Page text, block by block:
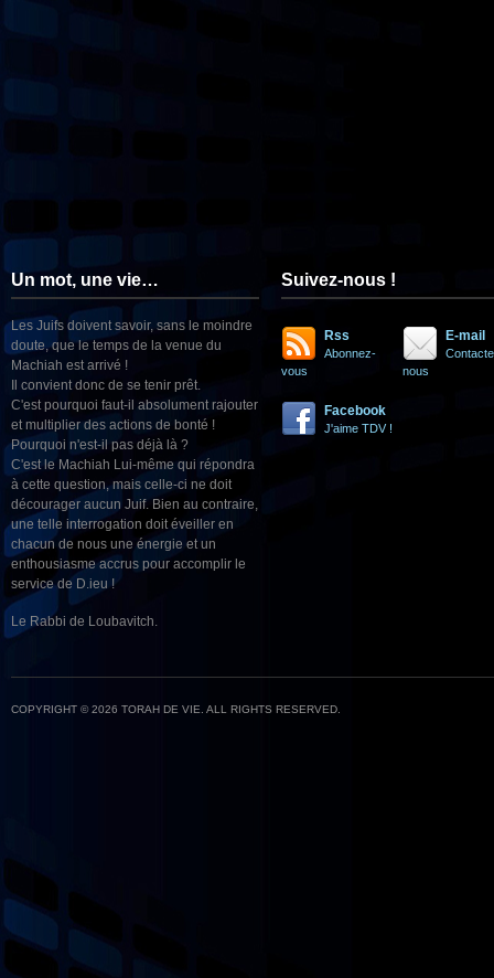
Un mot, une vie…
Les Juifs doivent savoir, sans le moindre
doute, que le temps de la venue du
Machiah est arrivé !
Il convient donc de se tenir prêt.
C'est pourquoi faut-il absolument rajouter
et multiplier des actions de bonté !
Pourquoi n'est-il pas déjà là ?
C'est le Machiah Lui-même qui répondra
à cette question, mais celle-ci ne doit
décourager aucun Juif. Bien au contraire,
une telle interrogation doit éveiller en
chacun de nous une énergie et un
enthousiasme accrus pour accomplir le
service de D.ieu !
Le Rabbi de Loubavitch.
Suivez-nous !
Rss
Abonnez-
vous
E-mail
nous
Facebook
J'aime TDV !
COPYRIGHT © 2026 TORAH DE VIE. ALL RIGHTS RESERVED.